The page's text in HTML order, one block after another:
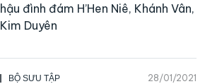
hậu đình đám H’Hen Niê, Khánh Vân,
Kim Duyên
BỘ SƯU TẬP 28/01/2021